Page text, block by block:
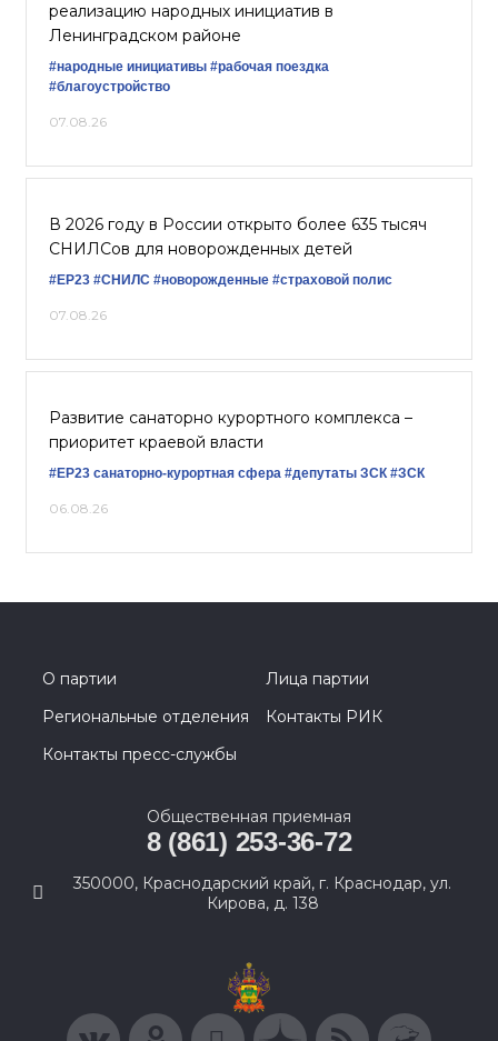
реализацию народных инициатив в
Ленинградском районе
#народные инициативы #рабочая поездка
#благоустройство
07.08.26
В 2026 году в России открыто более 635 тысяч
СНИЛСов для новорожденных детей
#ЕР23 #СНИЛС #новорожденные #страховой полис
07.08.26
Развитие санаторно курортного комплекса –
приоритет краевой власти
#ЕР23 санаторно-курортная сфера #депутаты ЗСК #ЗСК
06.08.26
О партии
Лица партии
Региональные отделения
Контакты РИК
Контакты пресс-службы
Общественная приемная
8 (861) 253-36-72
350000, Краснодарский край, г. Краснодар, ул.
Кирова, д. 138